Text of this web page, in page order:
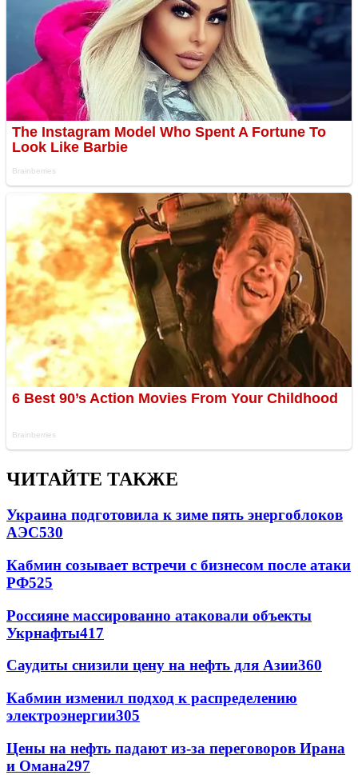
ЧИТАЙТЕ ТАКЖЕ
Украина подготовила к зиме пять энергоблоков
АЭС530
Кабмин созывает встречи с бизнесом после атаки
РФ525
Россияне массированно атаковали объекты
Укрнафты417
Саудиты снизили цену на нефть для Азии360
Кабмин изменил подход к распределению
электроэнергии305
Цены на нефть падают из-за переговоров Ирана
и Омана297